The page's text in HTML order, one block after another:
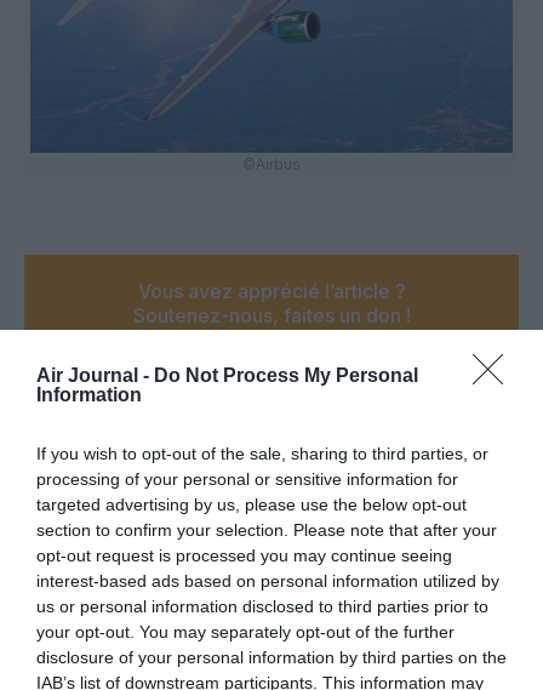
Air Journal - Do Not Process My Personal
Information
If you wish to opt-out of the sale, sharing to third parties, or
processing of your personal or sensitive information for
targeted advertising by us, please use the below opt-out
section to confirm your selection. Please note that after your
opt-out request is processed you may continue seeing
interest-based ads based on personal information utilized by
us or personal information disclosed to third parties prior to
your opt-out. You may separately opt-out of the further
disclosure of your personal information by third parties on the
IAB’s list of downstream participants. This information may
©Airbus
Vous avez apprécié l’article ?
Soutenez-nous, faites un don !
PARTAGER L'ARTICLE
FacebookTwitterPinterestLinkedInEmail Print